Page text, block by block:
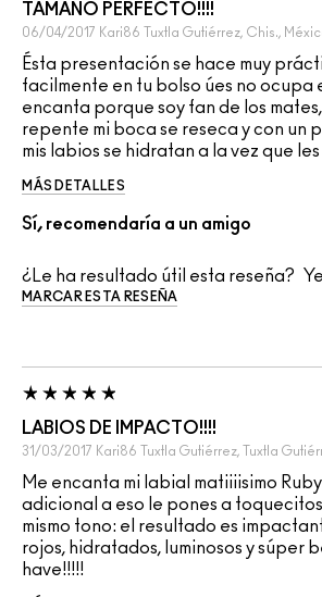
TAMAÑO PERFECTO!!!!
06/04/2017 Kari86 Tuxtla Gutiérrez, Chis.,
Ésta presentación se hace muy
facilmente en tu bolso úes no ocupa
encanta porque soy fan de los
repente mi boca se reseca y con un
mis labios se hidratan a la vez que
MÁS DETALLES
Sí, recomendaría a un amigo
¿Le ha resultado útil esta reseña?
MARCAR ESTA RESEÑA
LABIOS DE IMPACTO!!!!
31/03/2017 Kari86 Tuxtla Gutiérrez, Tuxtla
Me encanta mi labial matiiiisimo
adicional a eso le pones a toquecitos
mismo tono: el resultado es
rojos, hidratados, luminosos y súper
have!!!!!